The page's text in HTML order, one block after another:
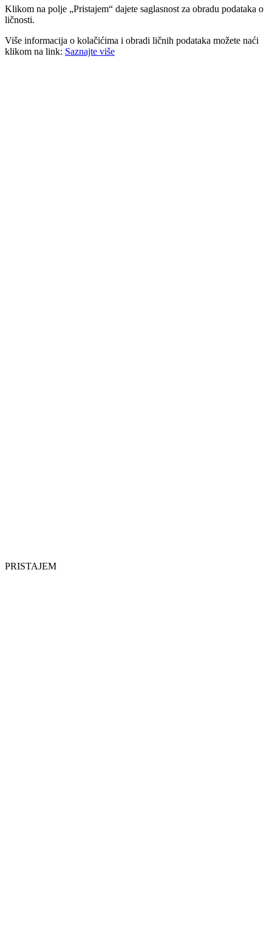
Klikom na polje „Pristajem“ dajete saglasnost za obradu podataka o
ličnosti.
Više informacija o kolačićima i obradi ličnih podataka možete naći
klikom na link: Saznajte više
PRISTAJEM